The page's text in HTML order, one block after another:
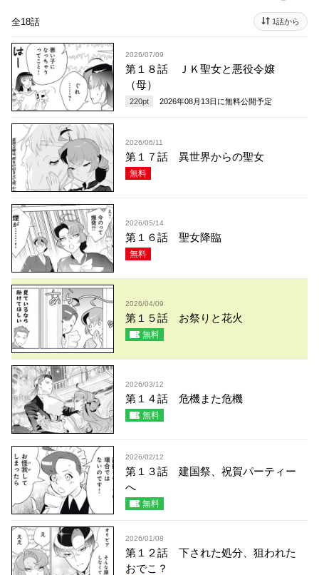
全18話 1話から
2026/07/09
第１８話 ＪＫ聖女と悪役令嬢
（母）
220pt 2026年08月13日 に無料公開予定
2026/06/11
第１７話 異世界からの聖女
無料
2026/05/14
第１６話 聖女降臨
無料
2026/04/09
第１５話 お祭りと花火
無料
2026/03/12
第１４話 危機また危機
無料
2026/02/12
第１３話 建国祭、祝賀パーティー
へ
無料
2026/01/08
第１２話 下された処分、狙われた
おでこ？